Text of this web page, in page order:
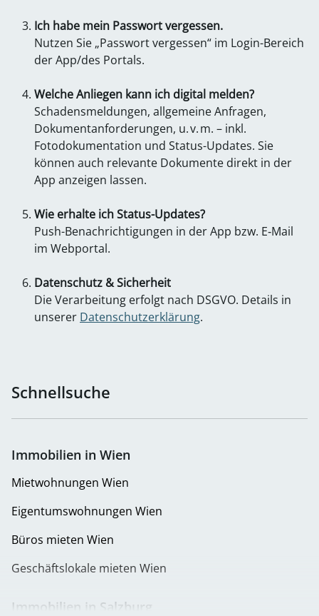
Ich habe mein Passwort vergessen.
Nutzen Sie „Passwort vergessen“ im Login-Bereich
der App/des Portals.
Welche Anliegen kann ich digital melden?
Schadensmeldungen, allgemeine Anfragen,
Dokumentanforderungen, u. v. m. – inkl.
Fotodokumentation und Status-Updates. Sie
können auch relevante Dokumente direkt in der
App anzeigen lassen.
Wie erhalte ich Status-Updates?
Push-Benachrichtigungen in der App bzw. E‑Mail
im Webportal.
Datenschutz & Sicherheit
Die Verarbeitung erfolgt nach DSGVO. Details in
unserer Datenschutzerklärung.
Schnellsuche
Immobilien in Wien
Mietwohnungen Wien
Eigentumswohnungen Wien
Büros mieten Wien
Geschäftslokale mieten Wien
Immobilien in Salzburg